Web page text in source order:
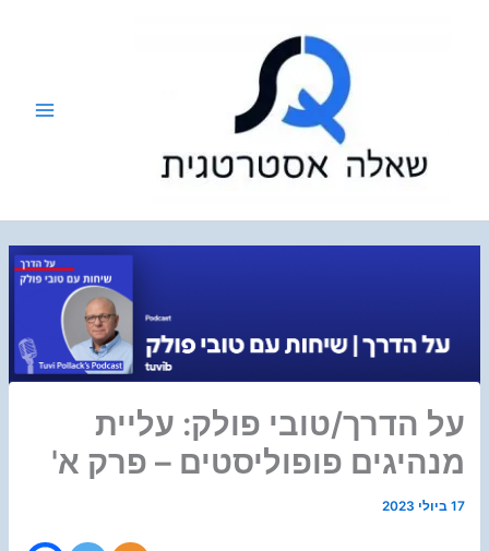
על הדרך/טובי פולק: עליית
מנהיגים פופוליסטים – פרק א'
17 ביולי 2023